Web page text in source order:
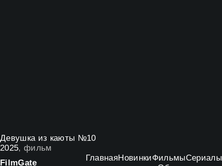
Девушка из каюты №10
2025, фильм
FilmGate
ГлавнаяНовинкиФильмыСериалы